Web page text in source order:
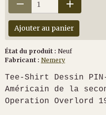
Ajouter au panier
État du produit : Neuf
Fabricant : Nemery
Tee-Shirt Dessin
Américain de la
Operation Overlord